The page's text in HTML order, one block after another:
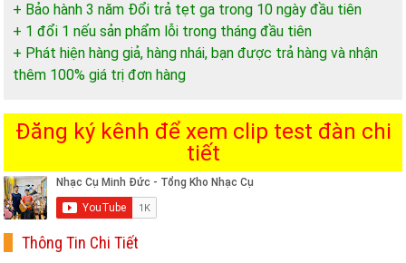
+ Bảo hành 3 năm Đổi trả tẹt ga trong 10 ngày đầu tiên
+ 1 đổi 1 nếu sản phẩm lỗi trong tháng đầu tiên
+ Phát hiện hàng giả, hàng nhái, bạn được trả hàng và nhận
thêm 100% giá trị đơn hàng
Đăng ký kênh để xem clip test đàn chi
tiết
Thông Tin Chi Tiết